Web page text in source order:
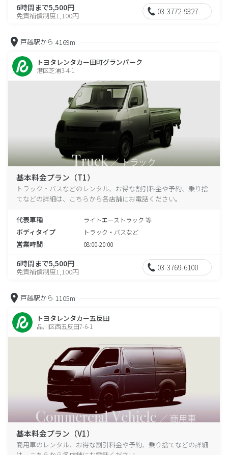
6時間まで5,500円
免責補償制度1,100円 03-3772-9327
戸越駅から 4169m
トヨタレンタカー田町グランパーク
港区芝浦3-4-1
基本料金プラン（T1）
トラック・バスなどのレンタル、お得な割引料金や予約、乗り捨
てなどの詳細は、こちらから各店舗にお電話ください。
代表車種 ライトエーストラック 等
ボディタイプ トラック・バスなど
営業時間 08:00-20:00
6時間まで5,500円
免責補償制度1,100円 03-3769-6100
戸越駅から 1105m
トヨタレンタカー五反田
品川区西五反田7-6-1
基本料金プラン（V1）
商用車のレンタル、お得な割引料金や予約、乗り捨てなどの詳細